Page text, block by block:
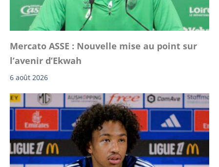
Mercato ASSE : Nouvelle mise au point sur
l’avenir d’Ekwah
6 août 2026